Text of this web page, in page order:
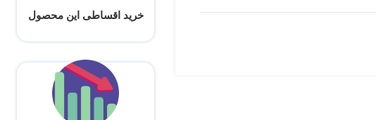
خرید اقساطی این محصول